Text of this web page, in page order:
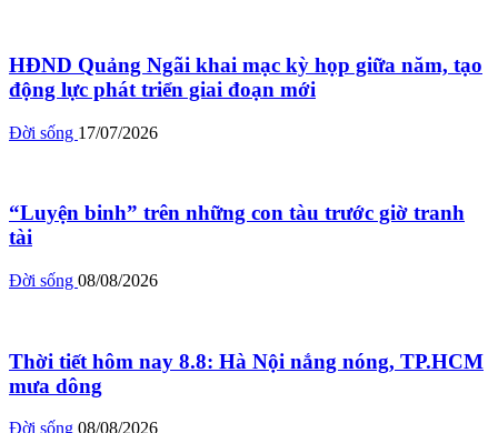
HĐND Quảng Ngãi khai mạc kỳ họp giữa năm, tạo
động lực phát triển giai đoạn mới
Đời sống 17/07/2026
“Luyện binh” trên những con tàu trước giờ tranh
tài
Đời sống 08/08/2026
Thời tiết hôm nay 8.8: Hà Nội nắng nóng, TP.HCM
mưa dông
Đời sống 08/08/2026